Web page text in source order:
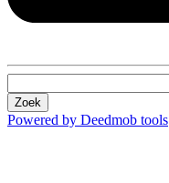
Zoek
Powered by Deedmob tools